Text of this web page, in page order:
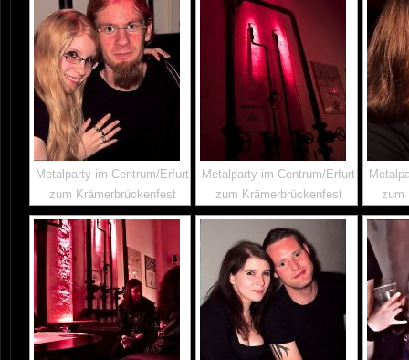
Metalparty im Centrum/Erfurt
zum Krämerbrückenfest
Metalparty im Centrum/Erfurt
zum Krämerbrückenfest
zum